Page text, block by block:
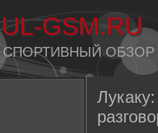
UL-GSM.RU
СПОРТИВНЫЙ ОБЗОР